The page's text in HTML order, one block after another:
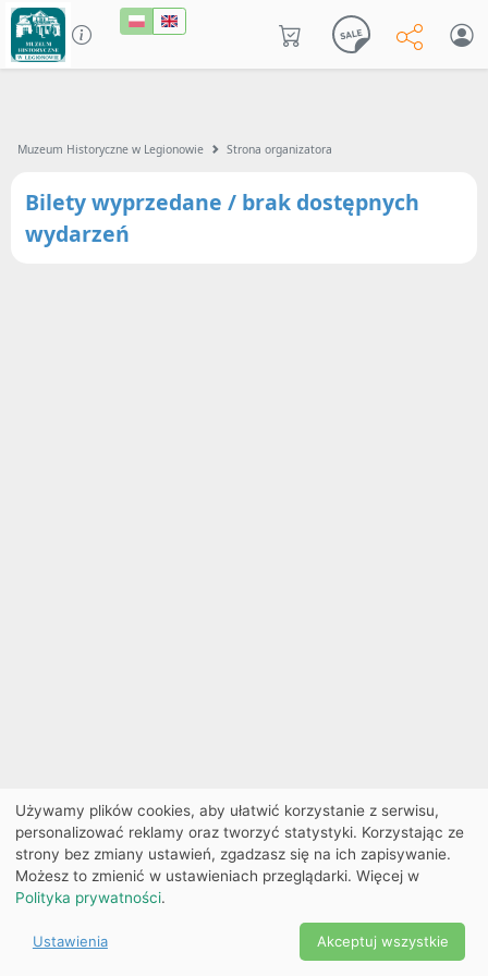
Muzeum Historyczne w Legionowie Strona organizatora
Bilety wyprzedane / brak dostępnych
wydarzeń
Ekobilet2026 |
Ustawienia
cookies
2026
Używamy plików cookies, aby ułatwić korzystanie z serwisu,
personalizować reklamy oraz tworzyć statystyki. Korzystając ze
strony bez zmiany ustawień, zgadzasz się na ich zapisywanie.
Możesz to zmienić w ustawieniach przeglądarki. Więcej w
Polityka prywatności.
Ustawienia Akceptuj wszystkie